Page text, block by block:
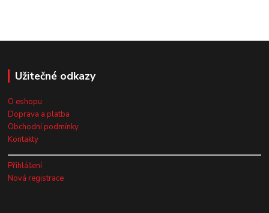
Užitečné odkazy
O eshopu
Doprava a platba
Obchodní podmínky
Kontakty
Přihlášení
Nová registrace